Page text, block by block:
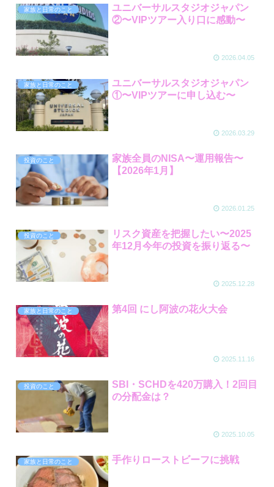
家族と日常のこと
ユニバーサルスタジオジャパン
②〜VIPツアー入り口に感動〜
2026.04.05
家族と日常のこと
ユニバーサルスタジオジャパン
①〜VIPツアーに申し込む〜
2026.03.29
投資のこと
家族全員のNISA〜運用報告〜
【2026年1月】
2026.01.25
投資のこと
リスク資産を把握したい〜2025
年12月今年の投資を振り返る〜
2025.12.28
家族と日常のこと 第4回 にし阿波の花火大会
2025.11.16
投資のこと
SBI・SCHDを420万購入！2回目
の分配金は？
2025.10.05
家族と日常のこと 手作りローストビーフに挑戦